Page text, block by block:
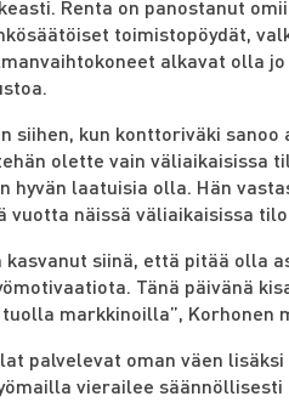
Renta on panostanut
toimistopöydät,
alkavat olla jo
siihen, kun konttoriväki sanoo
olette vain väliaikaisissa
hyvän laatuisia olla. Hän
vuotta näissä väliaikaisissa
kasvanut siinä, että pitää olla
Tänä päivänä
markkinoilla”, Korhonen
palvelevat oman väen lisäksi
vierailee